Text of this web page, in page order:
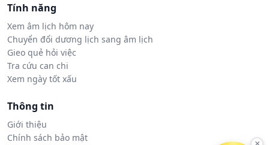
Tính năng
Xem âm lịch hôm nay
Chuyển đổi dương lịch sang âm lịch
Gieo quẻ hỏi việc
Tra cứu can chi
Xem ngày tốt xấu
Thông tin
Giới thiệu
Chính sách bảo mật